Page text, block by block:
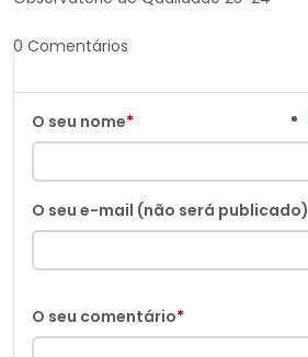
0 Comentários
O seu nome*
O seu e-mail (não será publicado)
O seu comentário*